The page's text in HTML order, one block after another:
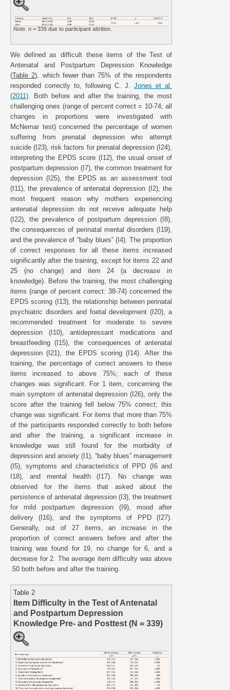
Note. n = 339 due to participant attrition.
We defined as difficult these items of the Test of
Antenatal and Postpartum Depression Knowledge
(Table 2), which fewer than 75% of the respondents
responded correctly to, following C. J. Jones et al.
(2011) . Both before and after the training, the most
challenging ones (range of percent correct = 10-74; all
changes in proportions were investigated with
McNemar test) concerned the percentage of women
suffering from prenatal depression who attempt
suicide (I23), risk factors for prenatal depression (I24),
interpreting the EPDS score (I12), the usual onset of
postpartum depression (I7), the common treatment for
depression (I25), the EPDS as an assessment tool
(I11), the prevalence of antenatal depression (I2), the
most frequent reason why mothers experiencing
antenatal depression do not receive adequate help
(I22), the prevalence of postpartum depression (I8),
the consequences of perinatal mental disorders (I19),
and the prevalence of “baby blues” (I4). The proportion
of correct responses for all these items increased
significantly after the training, except for items 22 and
25 (no change) and item 24 (a decrease in
knowledge). Before the training, the most challenging
items (range of percent correct: 38-74) concerned the
EPDS scoring (I13), the relationship between perinatal
psychiatric disorders and foetal development (I20), a
recommended treatment for moderate to severe
depression (I10), antidepressant medications and
breastfeeding (I15), the consequences of antenatal
depression (I21), the EPDS scoring (I14). After the
training, the percentage of correct answers to these
items increased to above 75%; each of these
changes was significant. For 1 item, concerning the
main symptom of antenatal depression (I26), only the
score after the training fell below 75% correct; this
change was significant. For items that more than 75%
of the participants responded correctly to both before
and after the training, a significant increase in
knowledge was still found for the morbidity of
depression and anxiety (I1), “baby blues” management
(I5), symptoms and characteristics of PPD (I6 and
I18), and mental health (I17). No change was
observed for the items that asked about the
persistence of antenatal depression (I3), the treatment
for mild postpartum depression (I9), mood after
delivery (I16), and the symptoms of PPD (I27).
Generally, out of 27 items, an increase in the
proportion of correct answers before and after the
training was found for 19, no change for 6, and a
decrease for 2. The average item difficulty was above
.50 both before and after the training.
Table 2
Item Difficulty in the Test of Antenatal
and Postpartum Depression
Knowledge Pre- and Posttest (N = 339)